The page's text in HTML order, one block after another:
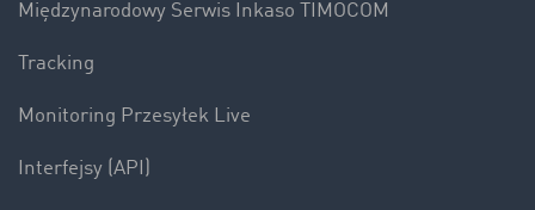
Międzynarodowy Serwis Inkaso TIMOCOM
Tracking
Monitoring Przesyłek Live
Interfejsy (API)